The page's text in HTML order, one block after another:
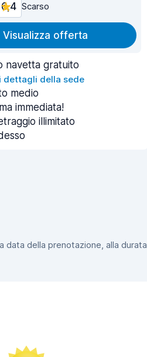
6,4 Scarso
Visualizza offerta
navetta gratuito
dettagli della sede
medio
immediata!
illimitato
data della prenotazione, alla durata